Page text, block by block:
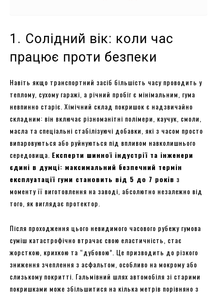
1. Солідний вік: коли час
працює проти безпеки
Навіть якщо транспортний засіб більшість часу проводить у
теплому, сухому гаражі, а річний пробіг є мінімальним, гума
невпинно старіє. Хімічний склад покришок є надзвичайно
складним: він включає різноманітні полімери, каучук, смоли,
масла та спеціальні стабілізуючі добавки, які з часом просто
випаровуються або руйнуються під впливом навколишнього
середовища. Експерти шинної індустрії та інженери
єдині в думці: максимальний безпечний термін
експлуатації гуми становить від 5 до 7 років з
моменту її виготовлення на заводі, абсолютно незалежно від
того, як виглядає протектор.
Після проходження цього невидимого часового рубежу гумова
суміш катастрофічно втрачає свою еластичність, стає
жорсткою, крихкою та “дубовою”. Це призводить до різкого
зниження зчеплення з асфальтом, особливо на мокрому або
слизькому покритті. Гальмівний шлях автомобіля зі старими
покришками може збільшитися на кілька метрів порівняно з